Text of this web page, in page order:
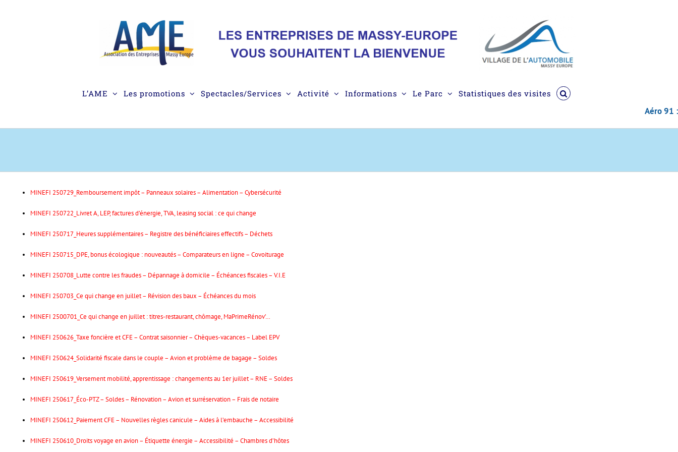
L’AME Les promotions Spectacles/Services Activité Informations Le Parc Statistiques des visites
Aéro 91 :
MINEFI 250729_Remboursement impôt – Panneaux solaires – Alimentation – Cybersécurité
MINEFI 250722_Livret A, LEP, factures d’énergie, TVA, leasing social : ce qui change
MINEFI 250717_Heures supplémentaires – Registre des bénéficiaires effectifs – Déchets
MINEFI 250715_DPE, bonus écologique : nouveautés – Comparateurs en ligne – Covoiturage
MINEFI 250708_Lutte contre les fraudes – Dépannage à domicile – Échéances fiscales – V.I.E
MINEFI 250703_Ce qui change en juillet – Révision des baux – Échéances du mois
MINEFI 2500701_Ce qui change en juillet : titres-restaurant, chômage, MaPrimeRénov’…
MINEFI 250626_Taxe foncière et CFE – Contrat saisonnier – Chèques-vacances – Label EPV
MINEFI 250624_Solidarité fiscale dans le couple – Avion et problème de bagage – Soldes
MINEFI 250619_Versement mobilité, apprentissage : changements au 1er juillet – RNE – Soldes
MINEFI 250617_Éco-PTZ – Soldes – Rénovation – Avion et surréservation – Frais de notaire
MINEFI 250612_Paiement CFE – Nouvelles règles canicule – Aides à l’embauche – Accessibilité
MINEFI 250610_Droits voyage en avion – Étiquette énergie – Accessibilité – Chambres d’hôtes